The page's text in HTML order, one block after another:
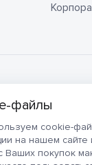
cookie-
на нашем сайте
Ваших покупок